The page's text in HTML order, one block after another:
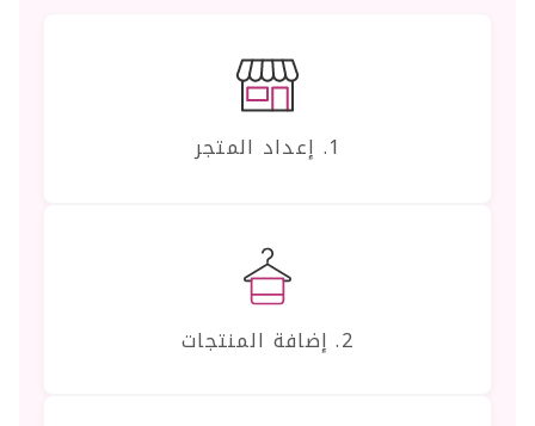
1. إعداد المتجر
2. إضافة المنتجات